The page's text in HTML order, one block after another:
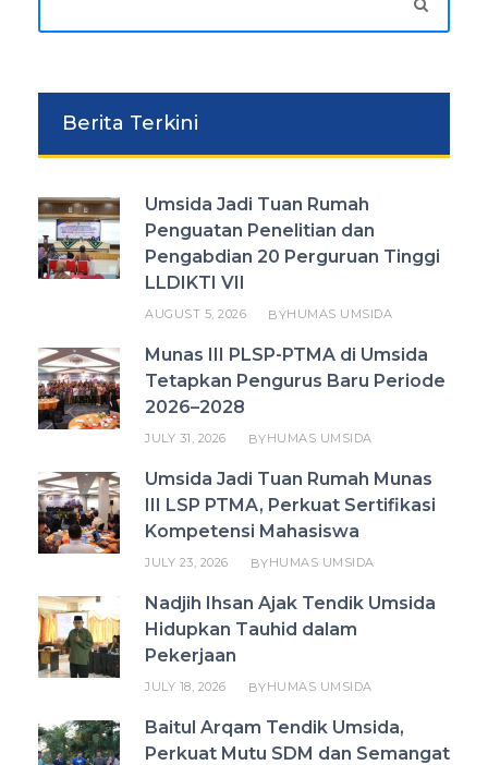
Berita Terkini
Umsida Jadi Tuan Rumah
Penguatan Penelitian dan
Pengabdian 20 Perguruan Tinggi
LLDIKTI VII
AUGUST 5, 2026 BYHUMAS UMSIDA
Munas III PLSP-PTMA di Umsida
Tetapkan Pengurus Baru Periode
2026–2028
JULY 31, 2026 BYHUMAS UMSIDA
Umsida Jadi Tuan Rumah Munas
III LSP PTMA, Perkuat Sertifikasi
Kompetensi Mahasiswa
JULY 23, 2026 BYHUMAS UMSIDA
Nadjih Ihsan Ajak Tendik Umsida
Hidupkan Tauhid dalam
Pekerjaan
JULY 18, 2026 BYHUMAS UMSIDA
Baitul Arqam Tendik Umsida,
Perkuat Mutu SDM dan Semangat